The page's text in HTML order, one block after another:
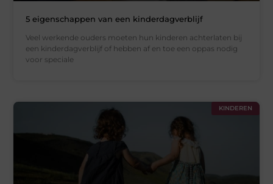
5 eigenschappen van een kinderdagverblijf
Veel werkende ouders moeten hun kinderen achterlaten bij
een kinderdagverblijf of hebben af ​​en toe een oppas nodig
voor speciale
KINDEREN